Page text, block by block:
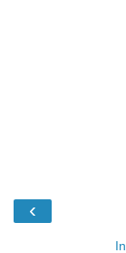
‹